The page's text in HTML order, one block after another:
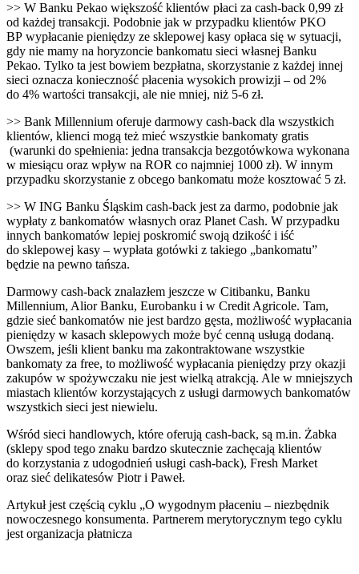
>> W Banku Pekao większość klientów płaci za cash-back 0,99 zł
od każdej transakcji. Podobnie jak w przypadku klientów PKO
BP wypłacanie pieniędzy ze sklepowej kasy opłaca się w sytuacji,
gdy nie mamy na horyzoncie bankomatu sieci własnej Banku
Pekao. Tylko ta jest bowiem bezpłatna, skorzystanie z każdej innej
sieci oznacza konieczność płacenia wysokich prowizji – od 2%
do 4% wartości transakcji, ale nie mniej, niż 5-6 zł.
>> Bank Millennium oferuje darmowy cash-back dla wszystkich
klientów, klienci mogą też mieć wszystkie bankomaty gratis
(warunki do spełnienia: jedna transakcja bezgotówkowa wykonana
w miesiącu oraz wpływ na ROR co najmniej 1000 zł). W innym
przypadku skorzystanie z obcego bankomatu może kosztować 5 zł.
>> W ING Banku Śląskim cash-back jest za darmo, podobnie jak
wypłaty z bankomatów własnych oraz Planet Cash. W przypadku
innych bankomatów lepiej poskromić swoją dzikość i iść
do sklepowej kasy – wypłata gotówki z takiego „bankomatu”
będzie na pewno tańsza.
Darmowy cash-back znalazłem jeszcze w Citibanku, Banku
Millennium, Alior Banku, Eurobanku i w Credit Agricole. Tam,
gdzie sieć bankomatów nie jest bardzo gęsta, możliwość wypłacania
pieniędzy w kasach sklepowych może być cenną usługą dodaną.
Owszem, jeśli klient banku ma zakontraktowane wszystkie
bankomaty za free, to możliwość wypłacania pieniędzy przy okazji
zakupów w spożywczaku nie jest wielką atrakcją. Ale w mniejszych
miastach klientów korzystających z usługi darmowych bankomatów
wszystkich sieci jest niewielu.
Wśród sieci handlowych, które oferują cash-back, są m.in. Żabka
(sklepy spod tego znaku bardzo skutecznie zachęcają klientów
do korzystania z udogodnień usługi cash-back), Fresh Market
oraz sieć delikatesów Piotr i Paweł.
Artykuł jest częścią cyklu „O wygodnym płaceniu – niezbędnik
nowoczesnego konsumenta. Partnerem merytorycznym tego cyklu
jest organizacja płatnicza